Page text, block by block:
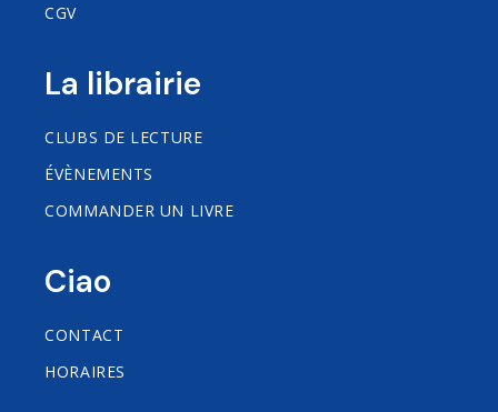
CGV
La librairie
CLUBS DE LECTURE
ÉVÈNEMENTS
COMMANDER UN LIVRE
Ciao
CONTACT
HORAIRES